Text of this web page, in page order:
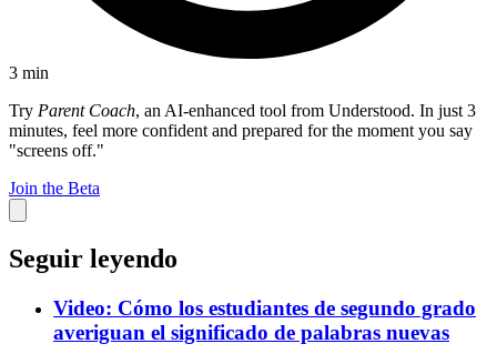
3 min
Try Parent Coach, an AI-enhanced tool from Understood. In just 3
minutes, feel more confident and prepared for the moment you say
"screens off."
Join the Beta
Seguir leyendo
Video: Cómo los estudiantes de segundo grado
averiguan el significado de palabras nuevas